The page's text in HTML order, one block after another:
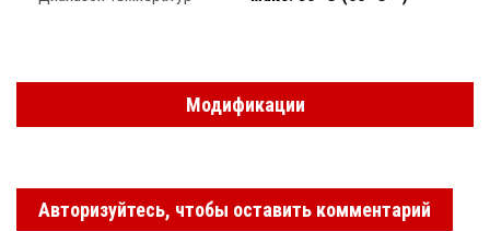
Модификации
Авторизуйтесь, чтобы оставить комментарий